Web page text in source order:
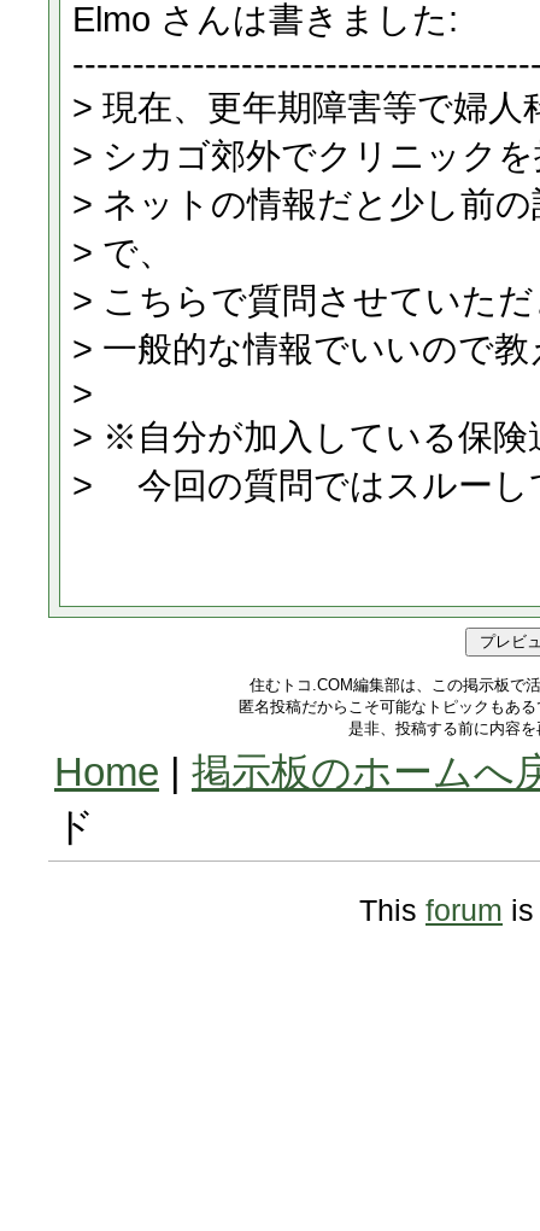
住むトコ.COM編集部は、この掲示板で
匿名投稿だからこそ可能なトピックもあ
是非、投稿する前に内容
Home | 掲示板のホームへ
ド
This forum